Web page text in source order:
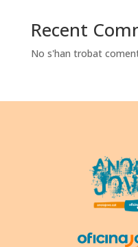
Recent
No s'han trobat